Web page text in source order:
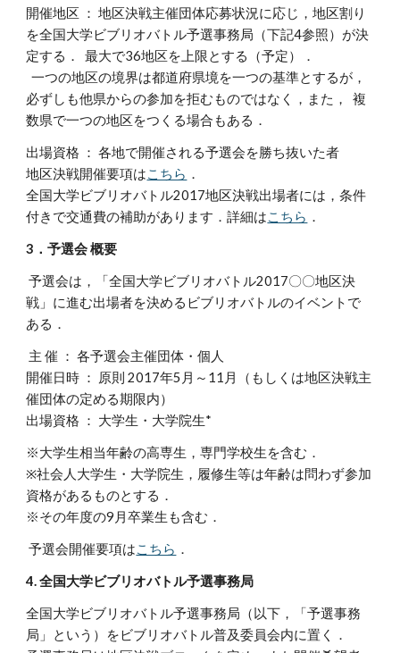
開催地区 ： 地区決戦主催団体応募状況に応じ，地区割り
を全国大学ビブリオバトル予選事務局（下記4参照）が決
定する．  最大で36地区を上限とする（予定）．
  一つの地区の境界は都道府県境を一つの基準とするが，
必ずしも他県からの参加を拒むものではなく，また，  複
数県で一つの地区をつくる場合もある．
出場資格 ： 各地で開催される予選会を勝ち抜いた者
地区決戦開催要項はこちら ．
全国大学ビブリオバトル2017地区決戦出場者には，条件
付きで交通費の補助があります．詳細はこちら ．
3．予選会 概要
予選会は，「全国大学ビブリオバトル2017〇〇地区決
戦」に進む出場者を決めるビブリオバトルのイベントで
ある．
主 催 ： 各予選会主催団体・個人
開催日時 ： 原則 2017年5月～11月（もしくは地区決戦主
催団体の定める期限内）
出場資格 ： 大学生・大学院生*
※大学生相当年齢の高専生，専門学校生を含む．
※社会人大学生・大学院生，履修生等は年齢は問わず参加
資格があるものとする．
※その年度の9月卒業生も含む．
予選会開催要項はこちら ．
4. 全国大学ビブリオバトル予選事務局
全国大学ビブリオバトル予選事務局（以下，「予選事務
局」という）をビブリオバトル普及委員会内に置く．